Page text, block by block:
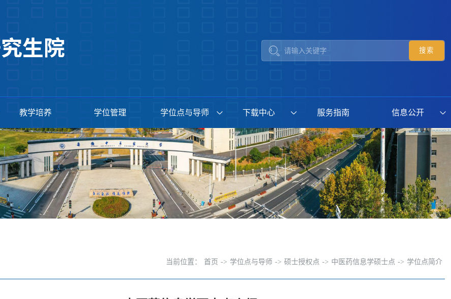
教学培养 学位管理 学位点与导师 下载中心 服务指南 信息公开
当前位置： 首页 -> 学位点与导师 -> 硕士授权点 -> 中医药信息学硕士点 -> 学位点简介